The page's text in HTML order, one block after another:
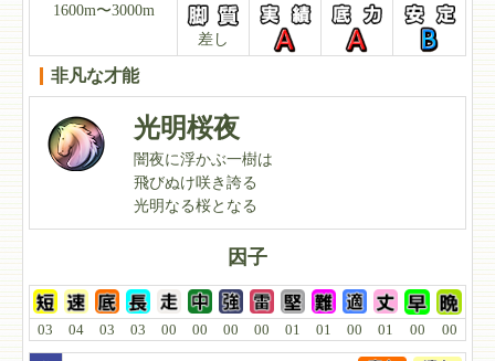
1600m〜3000m
差し
非凡な才能
光明桜夜
闇夜に浮かぶ一樹は
飛びぬけ咲き誇る
光明なる桜となる
因子
03 04 03 03 00 00 00 00 01 01 00 01 00 00